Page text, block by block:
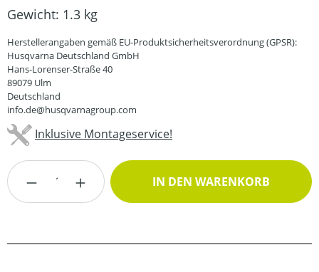
Gewicht: 1.3 kg
Herstellerangaben gemäß EU-Produktsicherheitsverordnung (GPSR):
Husqvarna Deutschland GmbH
Hans-Lorenser-Straße 40
89079 Ulm
Deutschland
info.de@husqvarnagroup.com
Inklusive Montageservice!
Produkt Anzahl: Gib den gewünschten
IN DEN WARENKORB